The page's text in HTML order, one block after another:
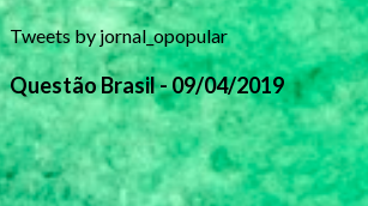
Tweets by jornal_opopular
Questão Brasil - 09/04/2019